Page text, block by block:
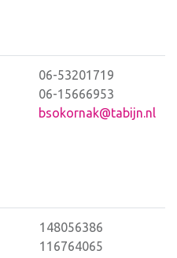
06-53201719
06-15666953
bsokornak@tabijn.nl
148056386
116764065